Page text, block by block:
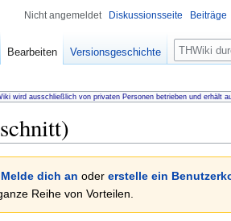
wird ausschließlich von privaten Personen betrieben und erhält
Melde dich an oder erstelle ein
Reihe von Vorteilen.
Nicht angemeldet Diskussionsseite Beiträge
Bearbeiten Versionsgeschichte Suche